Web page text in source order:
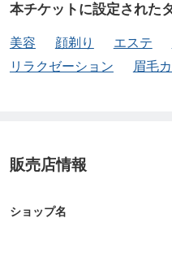
本チケットに設定された
美容 顔剃り エステ
リラクゼーション
眉毛
販売店情報
ショップ名